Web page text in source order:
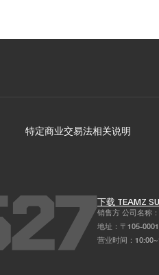
特定商业交易法相关说明
下载 TEAMZ
销售方 公司名称
地址：〒105-
营业时间：